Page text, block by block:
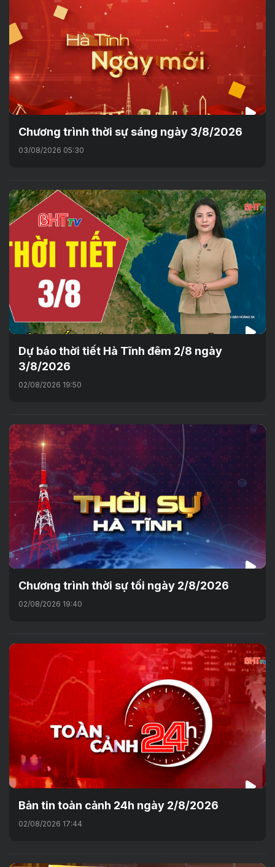
Chương trình thời sự sáng ngày 3/8/2026
03/08/2026 05:30
Dự báo thời tiết Hà Tĩnh đêm 2/8 ngày
3/8/2026
02/08/2026 19:50
Chương trình thời sự tối ngày 2/8/2026
02/08/2026 19:40
Bản tin toàn cảnh 24h ngày 2/8/2026
02/08/2026 17:44